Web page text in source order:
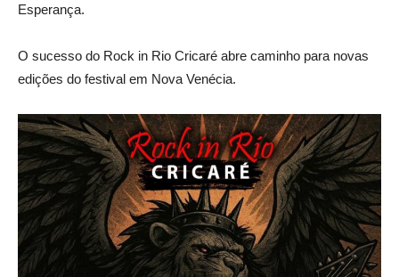
Esperança.
O sucesso do Rock in Rio Cricaré abre caminho para novas
edições do festival em Nova Venécia.